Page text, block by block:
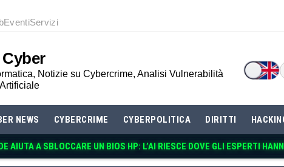
EventiServizi
Notizie su Cybercrime, Analisi Vulnerabilità
NEWS CYBERCRIME CYBERPOLITICA DIRITTI
AIUTA A SBLOCCARE UN BIOS HP: L’AI RIESCE DOVE GLI ESPERTI HA